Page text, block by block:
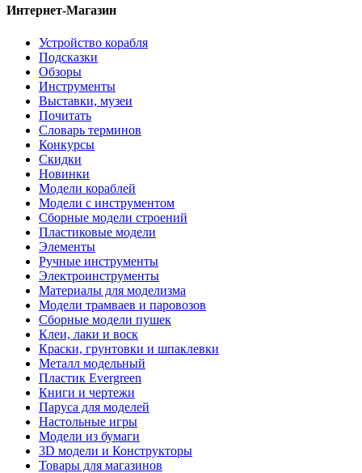
Интернет-Магазин
Устройство корабля
Подсказки
Обзоры
Инструменты
Выставки, музеи
Почитать
Словарь терминов
Конкурсы
Скидки
Новинки
Модели кораблей
Модели с инструментом
Сборные модели строений
Пластиковые модели
Элементы
Ручные инструменты
Электроинструменты
Материалы для моделизма
Модели трамваев и паровозов
Сборные модели пушек
Клеи, лаки и воск
Краски, грунтовки и шпаклевки
Металл модельный
Пластик Evergreen
Книги и чертежи
Паруса для моделей
Настольные игры
Модели из бумаги
3D модели и Конструкторы
Товары для магазинов